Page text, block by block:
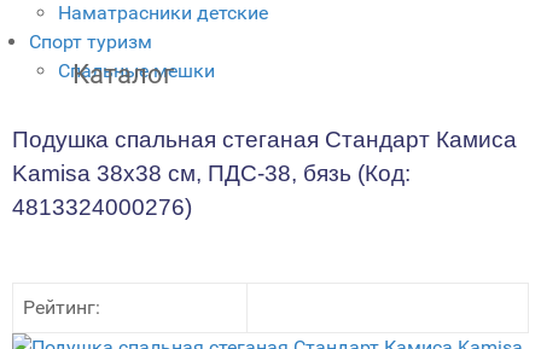
Наматрасники детские
Спорт туризм
Спальные мешки
Каталог
Подушка спальная стеганая Стандарт Камиса
Kamisa 38х38 см, ПДС-38, бязь (Код:
4813324000276)
Рейтинг: